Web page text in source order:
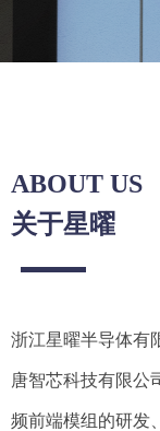
ABOUT US
关于星曜
浙江星曜半导体有
唐智芯科技有限公
频前端模组的研发